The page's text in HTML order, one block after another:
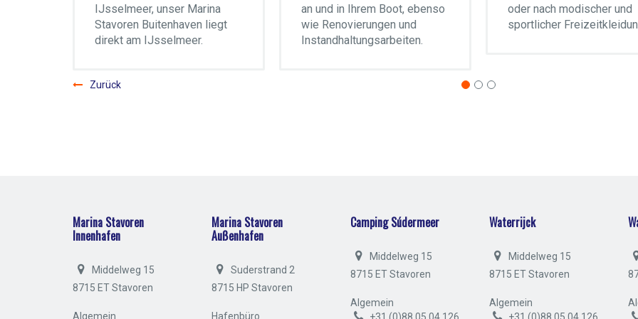
IJsselmeer, unser Marina
Stavoren Buitenhaven liegt
direkt am IJsselmeer.
an und in Ihrem Boot, ebenso
wie Renovierungen und
Instandhaltungsarbeiten.
oder nach modischer und
sportlicher
Zurück
Marina Stavoren
Innenhafen
Middelweg 15
8715 ET Stavoren
Algemein
Marina Stavoren
Außenhafen
Suderstrand 2
8715 HP Stavoren
Hafenbüro
Camping Súdermeer
Middelweg 15
8715 ET Stavoren
Algemein
Waterrijck
Middelweg 15
8715 ET Stavoren
Algemein